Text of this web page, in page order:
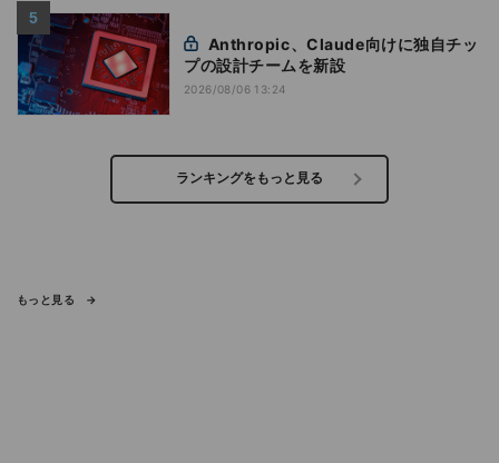
プの設計チームを新設
2026/08/06 13:24
ランキングをもっと見る
もっと見る